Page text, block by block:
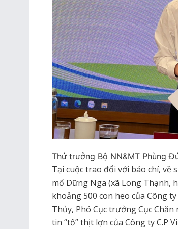
Thứ trưởng Bộ NN&MT Phùng
Tại cuộc trao đổi với báo chí, về
mổ Dững Nga (xã Long Thạnh,
khoảng 500 con heo của Công
Thủy, Phó Cục trưởng Cục
tin “tố” thịt lợn của Công ty C.P